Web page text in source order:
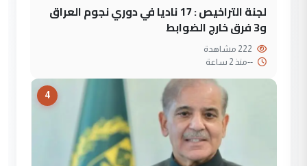
لجنة التراخيص : 17 ناديا في دوري نجوم العراق
و3 فرق خارج الضوابط
--منذ 2 ساعة
4